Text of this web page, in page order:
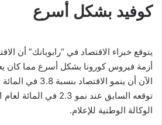
كوفيد بشكل أسرع
يتوقع خبراء الاقتصاد في “رابوبانك” أن
أزمة فيروس كورونا بشكل أسرع مما كان
الآن أن ينمو
الوكالة الوطنية للإعلام.